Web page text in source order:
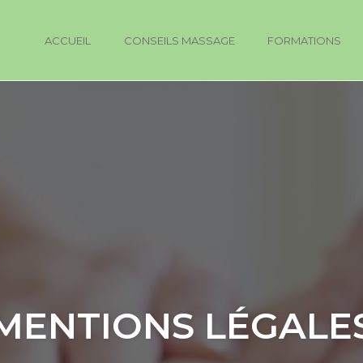
ACCUEIL CONSEILS MASSAGE FORMATIONS